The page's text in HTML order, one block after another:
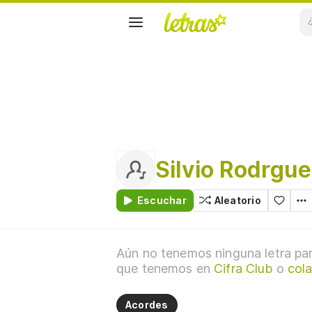
Silvio
Escuchar Aleatorio
Aún no tenemos ninguna letra
que tenemos en Cifra Club o
Acordes